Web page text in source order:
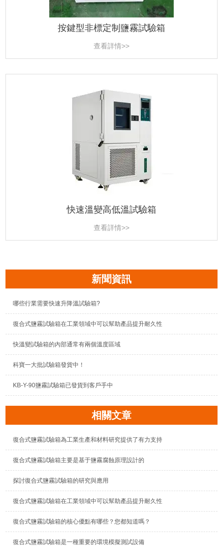
按鍵型非標定制鹽霧試驗箱
查看詳情>>
快速溫變高低溫試驗箱
查看詳情>>
新聞資訊
哪些行業需要快速升降溫試驗箱?
復合式鹽霧試驗箱在工業領域中可以幫助產品提升耐久性
快溫變試驗箱的內部通常有兩個溫度區域
科寶一大批試驗箱發貨中！
KB-Y-90鹽霧試驗箱已發貨到客戶手中
相關文章
復合式鹽霧試驗箱為工業生產和材料研究提供了有力支持
復合式鹽霧試驗箱主要是基于鹽霧腐蝕原理設計的
探討復合式鹽霧試驗箱的研究與應用
復合式鹽霧試驗箱在工業領域中可以幫助產品提升耐久性
復合式鹽霧試驗箱的核心優點有哪些？您都知道嗎？
復合式鹽霧試驗箱是一種重要的環境模擬測試設備